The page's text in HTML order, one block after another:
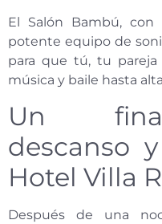
El Salón Bambú, con
potente equipo de
para que tú, tu
música y baile hasta
Un
descanso
Hotel Villa
Después de una